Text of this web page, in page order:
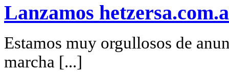
Lanzamos
Estamos muy orgullosos de
marcha [...]